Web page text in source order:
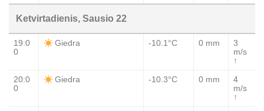
Ketvirtadienis, Sausio 22
19:0
0
Giedra -10.1°C 0 mm
3
m/s
↑
20:0
0
Giedra -10.3°C 0 mm
4
m/s
↑